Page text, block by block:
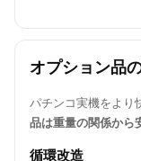
オプション品
パチンコ実機をより
品は重量の関係から
循環改造